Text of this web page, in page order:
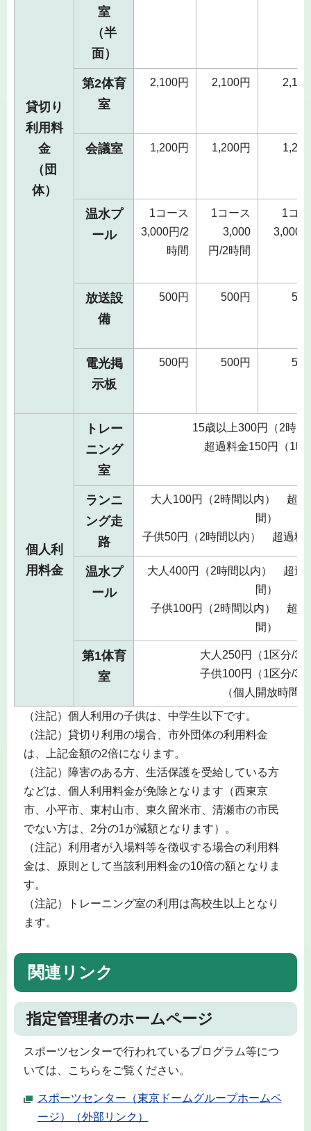
貸切り
利用料
金
（団
体）
室
（半
面）
第2体育
室
2,100円 2,100円
会議室 1,200円 1,200円
温水プ
ール
1コース
3,000円/2
時間
1コース
3,000
円/2時間
1コ
3,000
放送設
備
500円 500円
電光掲
示板
500円 500円
個人利
用料金
トレー
ニング
室
15歳以上300円（2時間
超過料金150円（1時
ランニ
ング走
路
大人100円（2時間以内） 超過
間）
子供50円（2時間以内） 超過料
温水プ
ール
大人400円（2時間以内） 超過
間）
子供100円（2時間以内） 超過
間）
第1体育
室
大人250円（1区分/3
子供100円（1区分/3
（個人開放時間）
（注記）個人利用の子供は、中学生以下です。
（注記）貸切り利用の場合、市外団体の利用料金
は、上記金額の2倍になります。
（注記）障害のある方、生活保護を受給している方
などは、個人利用料金が免除となります（西東京
市、小平市、東村山市、東久留米市、清瀬市の市民
でない方は、2分の1が減額となります）。
（注記）利用者が入場料等を徴収する場合の利用料
金は、原則として当該利用料金の10倍の額となりま
す。
（注記）トレーニング室の利用は高校生以上となり
ます。
関連リンク
指定管理者のホームページ
スポーツセンターで行われているプログラム等につ
いては、こちらをご覧ください。
スポーツセンター（東京ドームグループホームペ
ージ）（外部リンク）